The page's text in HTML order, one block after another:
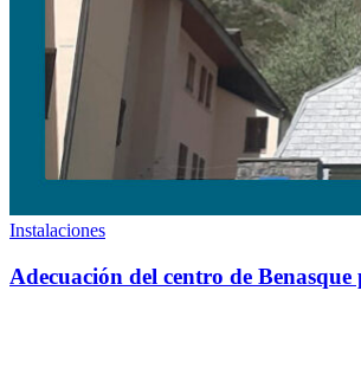
Instalaciones
Adecuación del centro de